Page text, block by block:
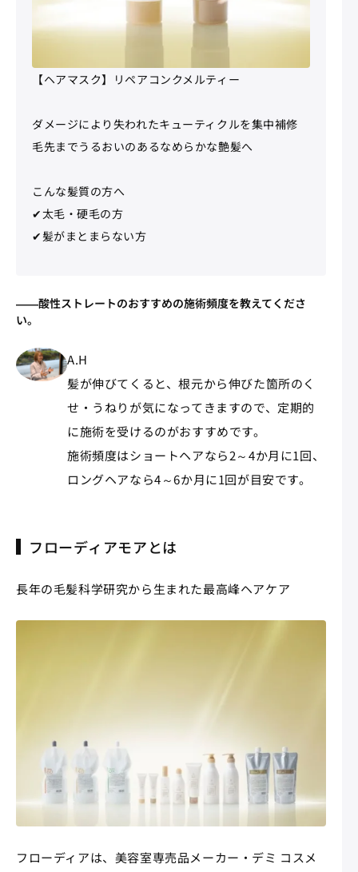
【ヘアマスク】リペアコンクメルティー
ダメージにより失われたキューティクルを集中補修
毛先までうるおいのあるなめらかな艶髪へ
こんな髪質の方へ
✔太毛・硬毛の方
✔髪がまとまらない方
――酸性ストレートのおすすめの施術頻度を教えてくださ
い。
A.H
髪が伸びてくると、根元から伸びた箇所のく
せ・うねりが気になってきますので、定期的
に施術を受けるのがおすすめです。
施術頻度はショートヘアなら2～4か月に1回、
ロングヘアなら4～6か月に1回が目安です。
フローディアモアとは
長年の毛髪科学研究から生まれた最高峰ヘアケア
フローディアは、美容室専売品メーカー・デミ コスメ